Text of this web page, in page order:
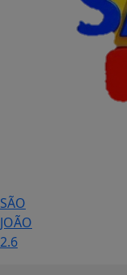
SÃO
JOÃO
2.6